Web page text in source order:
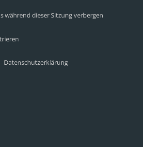
während dieser Sitzung verbergen
Datenschutzerklärung